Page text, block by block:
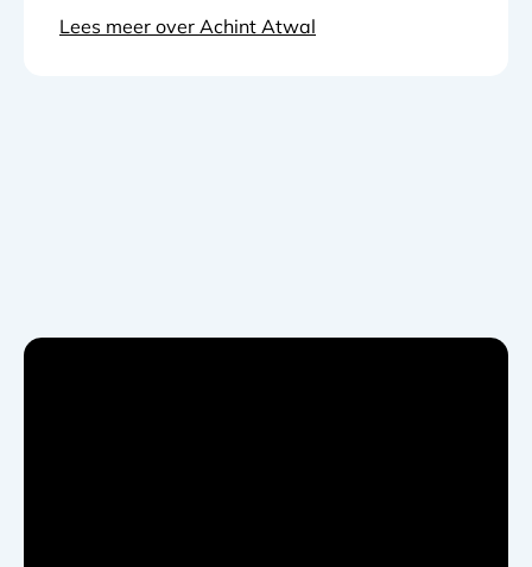
Lees meer over Achint Atwal